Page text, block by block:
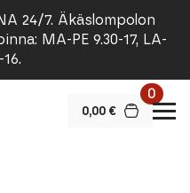
24/7. Äkäslompolon
MA-PE 9.30-17, LA-
0,00 €
0